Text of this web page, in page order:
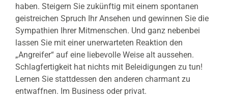
haben. Steigern Sie zukünftig mit einem spontanen
geistreichen Spruch Ihr Ansehen und gewinnen Sie die
Sympathien Ihrer Mitmenschen. Und ganz nebenbei
lassen Sie mit einer unerwarteten Reaktion den
„Angreifer“ auf eine liebevolle Weise alt aussehen.
Schlagfertigkeit hat nichts mit Beleidigungen zu tun!
Lernen Sie stattdessen den anderen charmant zu
entwaffnen. Im Business oder privat.